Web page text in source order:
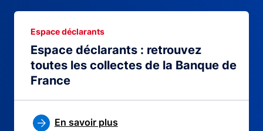
Espace déclarants : retrouvez
toutes les collectes de la Banque de
France
Espace déclarants
En savoir plus